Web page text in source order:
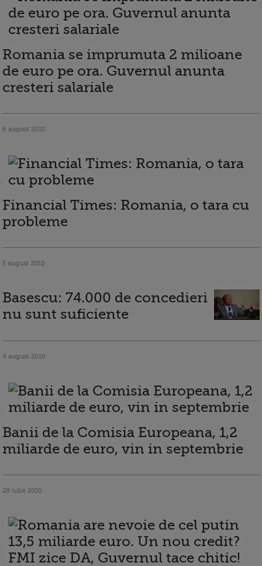
Romania se imprumuta 2 milioane
de euro pe ora. Guvernul anunta
cresteri salariale
6 august 2010
Financial Times: Romania, o tara cu
probleme
5 august 2010
Basescu: 74.000 de concedieri
nu sunt suficiente
4 august 2010
Banii de la Comisia Europeana, 1,2
miliarde de euro, vin in septembrie
28 iulie 2010